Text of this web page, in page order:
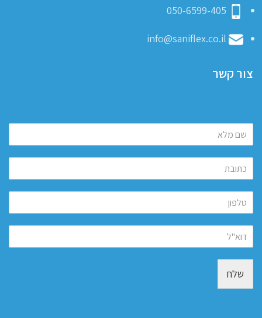
050-6599-405
info@saniflex.co.il
צור קשר
שלח